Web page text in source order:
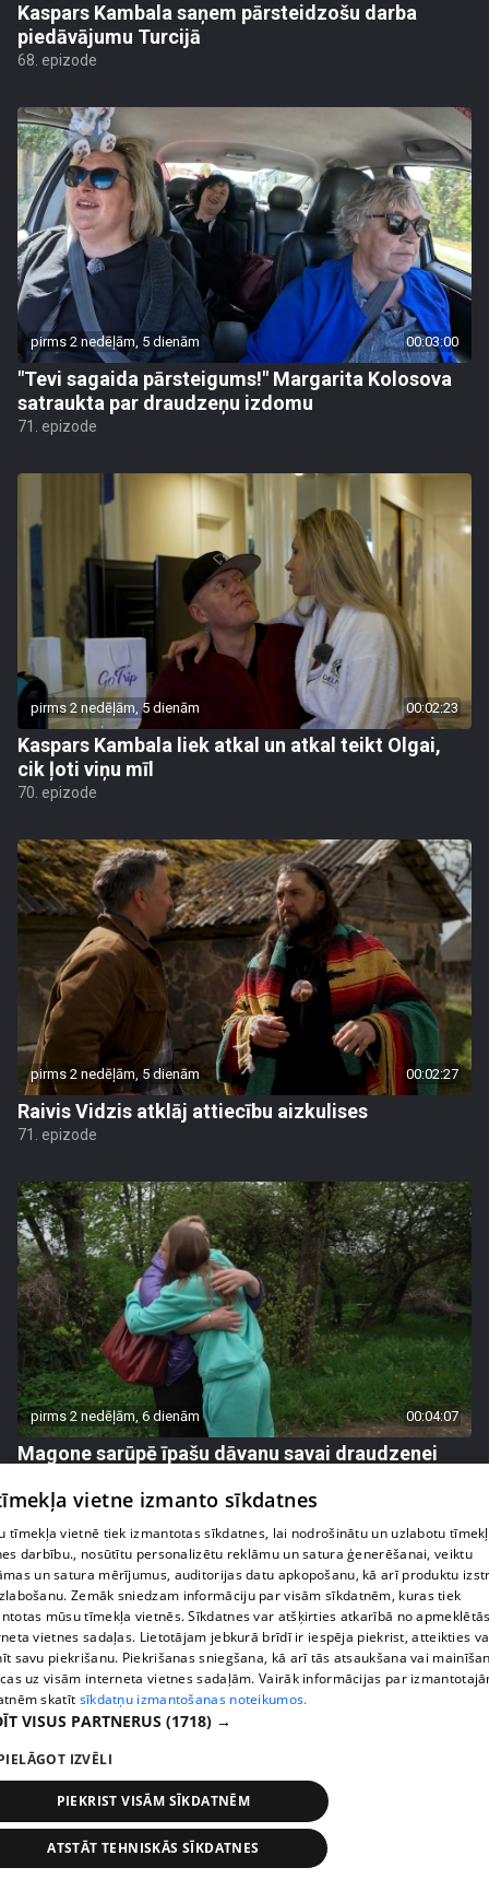
Kaspars Kambala saņem pārsteidzošu darba
piedāvājumu Turcijā
68. epizode
pirms 2 nedēļām, 5 dienām 00:03:00
"Tevi sagaida pārsteigums!" Margarita Kolosova
satraukta par draudzeņu izdomu
71. epizode
pirms 2 nedēļām, 5 dienām 00:02:23
Kaspars Kambala liek atkal un atkal teikt Olgai,
cik ļoti viņu mīl
70. epizode
pirms 2 nedēļām, 5 dienām 00:02:27
Raivis Vidzis atklāj attiecību aizkulises
71. epizode
pirms 2 nedēļām, 6 dienām 00:04:07
Magone sarūpē īpašu dāvanu savai draudzenei
72. epizode
pirms 2 nedēļām, 6 dienām
Lukērijas Kambalas lielā iespēja "Victoria's
Secret" atlasē atduras pret finansiāliem
sarežģījumiem
vietne izmanto sīkdatnes
tīmekļa vietnē tiek izmantotas sīkdatnes, lai nodrošinātu un uzlabotu
darbību., nosūtītu personalizētu reklāmu un satura ģenerēšanai, veiktu
un satura mērījumus, auditorijas datu apkopošanu, kā arī produktu
Zemāk sniedzam informāciju par visām sīkdatnēm, kuras tiek
mūsu tīmekļa vietnēs. Sīkdatnes var atšķirties atkarībā no
vietnes sadaļas. Lietotājam jebkurā brīdī ir iespēja piekrist, atteikties
savu piekrišanu. Piekrišanas sniegšana, kā arī tās atsaukšana vai
uz visām interneta vietnes sadaļām. Vairāk informācijas par
skatīt sīkdatņu izmantošanas noteikumos.
VISUS PARTNERUS (1718) →
IZVĒLI
PIEKRIST VISĀM SĪKDATNĒM
ATSTĀT TEHNISKĀS SĪKDATNES